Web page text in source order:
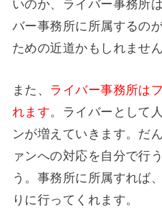
いのか、ライバー事務所
バー事務所に所属するの
ための近道かもしれませ
また、 ライバー事務所は
れます。ライバーとして
ンが増えていきます。だ
ァンへの対応を自分で行
う。事務所に所属すれば
りに行ってくれます。